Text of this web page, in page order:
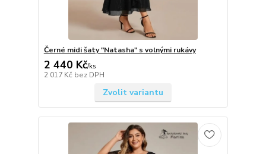
Černé midi šaty "Natasha" s volnými rukávy
2 440 Kč/ks
2 017 Kč bez DPH
Zvolit variantu